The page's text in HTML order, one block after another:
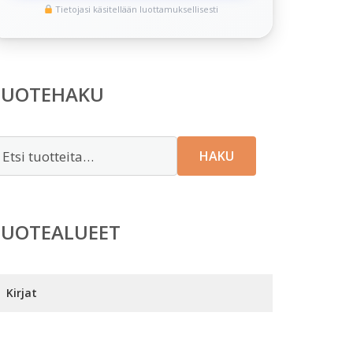
Tietojasi käsitellään luottamuksellisesti
HAKU
Kirjat